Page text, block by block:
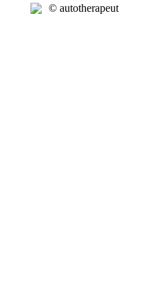
© autotherapeut